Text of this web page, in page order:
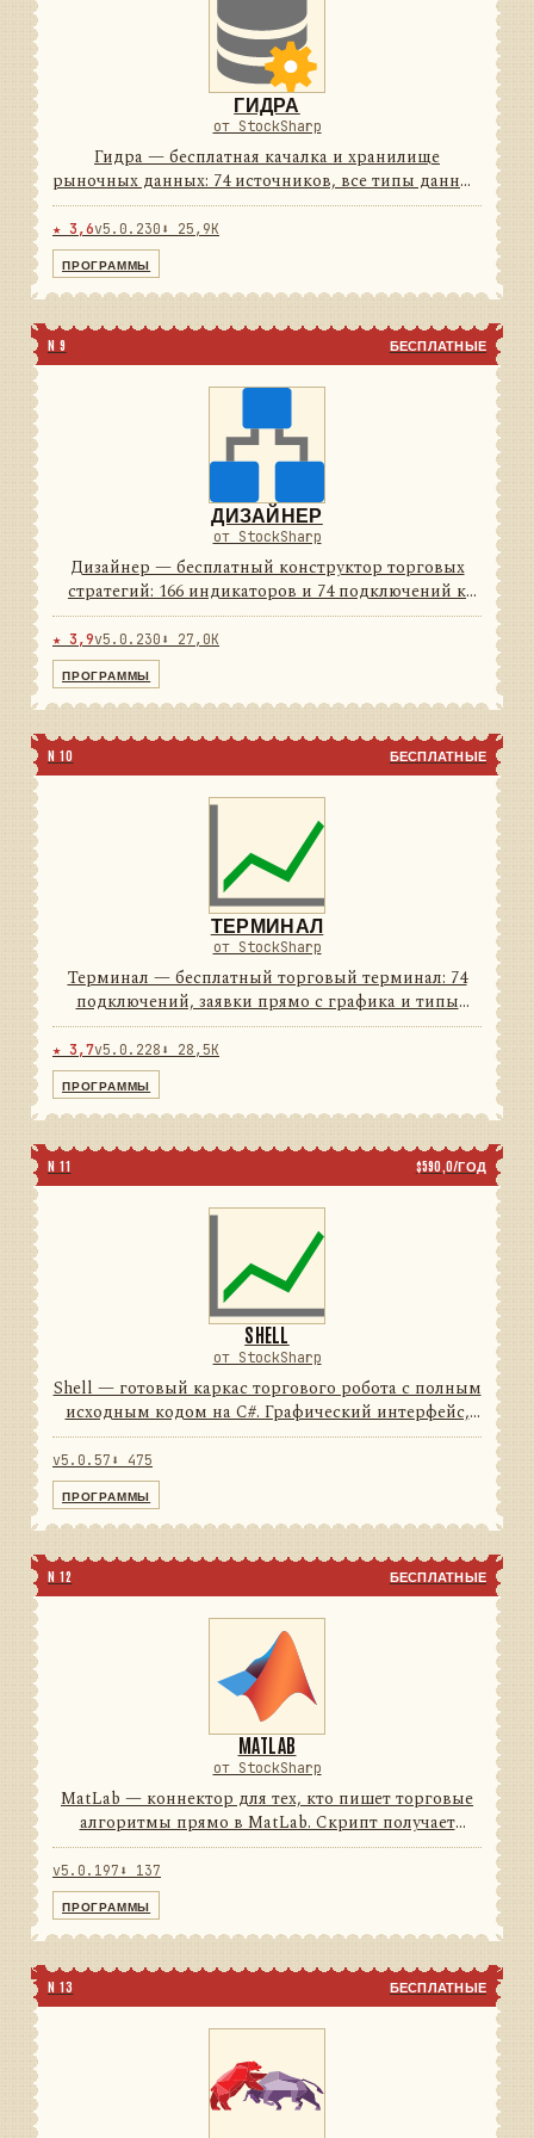
ГИДРА
от StockSharp
Гидра — бесплатная качалка и хранилище
рыночных данных: 74 источников, все типы данных
и своё хранилище с плотным сжатием. Работает по
расписанию и умеет отдавать данные другим
программам как сервер. ...
★ 3,6v5.0.230 ⬇ 25,9K
ПРОГРАММЫ
N 9 БЕСПЛАТНЫЕ
ДИЗАЙНЕР
от StockSharp
Дизайнер — бесплатный конструктор торговых
стратегий: 166 индикаторов и 74 подключений к
площадкам из коробки. Стратегия собирается
мышью из блоков, а если удобнее кодом — рядом
★ 3,9v5.0.230 ⬇ 27,0K
ПРОГРАММЫ
N 10 БЕСПЛАТНЫЕ
ТЕРМИНАЛ
от StockSharp
Терминал — бесплатный торговый терминал: 74
подключений, заявки прямо с графика и типы
свечей, которых нет у брокерского софта. Светлая и
тёмная темы — обе в комплекте.
74подключений5типов свечей...
★ 3,7v5.0.228 ⬇ 28,5K
ПРОГРАММЫ
N 11 $590,0/ГОД
SHELL
от StockSharp
Shell — готовый каркас торгового робота с полным
исходным кодом на C#. Графический интерфейс,
подключения, тестирование и отчёты уже
написаны: от вас нужен только алгоритм.
74подключений100%исход...
v5.0.57 ⬇ 475
ПРОГРАММЫ
N 12 БЕСПЛАТНЫЕ
MATLAB
от StockSharp
MatLab — коннектор для тех, кто пишет торговые
алгоритмы прямо в MatLab. Скрипт получает
рыночные данные в реальном времени и
отправляет заявки, не выходя из привычной среды.
74подключений0строк на ...
v5.0.197 ⬇ 137
ПРОГРАММЫ
N 13 БЕСПЛАТНЫЕ